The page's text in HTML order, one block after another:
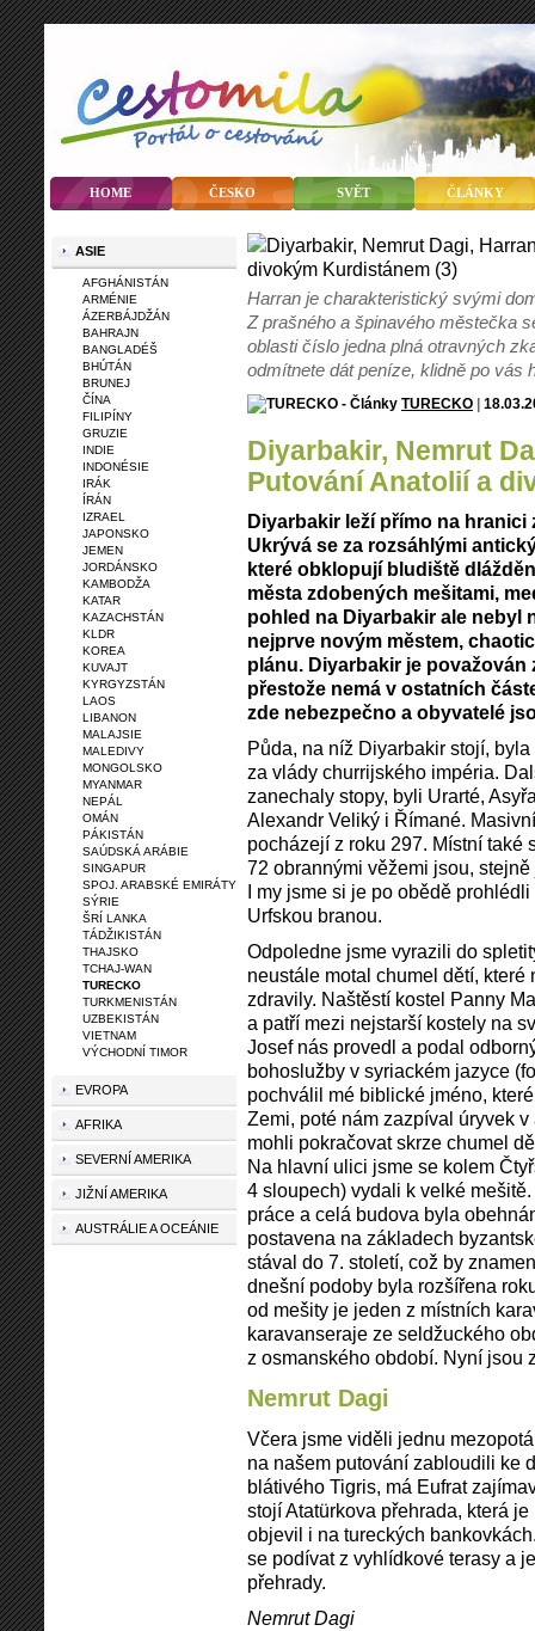
HOME ČESKO SVĚT ČLÁNKY
Harran je charakteristický svými
Z prašného a špinavého městečka
oblasti číslo jedna plná otravných
odmítnete dát peníze, klidně po vás
TURECKO |
Diyarbakir, Nemrut Dagi, Harran, Urfa aneb
Putování Anatolií a
Diyarbakir leží přímo na
Ukrývá se za rozsáhlými
které obklopují bludiště
města zdobených mešitami,
pohled na Diyarbakir ale nebyl
nejprve novým městem,
plánu. Diyarbakir je
přestože nemá v ostatních
zde nebezpečno a obyvatelé
Půda, na níž Diyarbakir stojí,
za vlády churrijského impéria.
zanechaly stopy, byli Urarté,
Alexandr Veliký i Římané.
pocházejí z roku 297. Místní také
72 obrannými věžemi jsou,
I my jsme si je po obědě
Urfskou branou.
Odpoledne jsme vyrazili do
neustále motal chumel dětí,
zdravily. Naštěstí kostel Panny
a patří mezi nejstarší kostely na
Josef nás provedl a podal
bohoslužby v syriackém jazyce
pochválil mé biblické jméno,
Zemi, poté nám zazpíval úryvek
mohli pokračovat skrze chumel
Na hlavní ulici jsme se kolem
4 sloupech) vydali k velké
práce a celá budova byla
postavena na základech
stával do 7. století, což by
dnešní podoby byla rozšířena
od mešity je jeden z místních
karavanseraje ze seldžuckého
z osmanského období. Nyní jsou
Nemrut Dagi
Včera jsme viděli jednu
na našem putování zabloudili ke
blátivého Tigris, má Eufrat
stojí Atatürkova přehrada, která
objevil i na tureckých
se podívat z vyhlídkové terasy a
přehrady.
Nemrut Dagi
ASIE
AFGHÁNISTÁN
ARMÉNIE
ÁZERBÁJDŽÁN
BAHRAJN
BANGLADÉŠ
BHÚTÁN
BRUNEJ
ČÍNA
FILIPÍNY
GRUZIE
INDIE
INDONÉSIE
IRÁK
ÍRÁN
IZRAEL
JAPONSKO
JEMEN
JORDÁNSKO
KAMBODŽA
KATAR
KAZACHSTÁN
KLDR
KOREA
KUVAJT
KYRGYZSTÁN
LAOS
LIBANON
MALAJSIE
MALEDIVY
MONGOLSKO
MYANMAR
NEPÁL
OMÁN
PÁKISTÁN
SAÚDSKÁ ARÁBIE
SINGAPUR
SPOJ. ARABSKÉ EMIRÁTY
SÝRIE
ŠRÍ LANKA
TÁDŽIKISTÁN
THAJSKO
TCHAJ-WAN
TURECKO
TURKMENISTÁN
UZBEKISTÁN
VIETNAM
VÝCHODNÍ TIMOR
EVROPA
AFRIKA
SEVERNÍ AMERIKA
JIŽNÍ AMERIKA
AUSTRÁLIE A OCEÁNIE